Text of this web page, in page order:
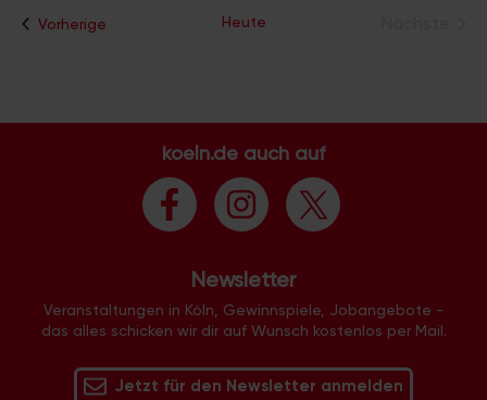
VorherigeVeranstaltungenHeute
koeln.de auch auf
Newsletter
Veranstaltungen in Köln, Gewinnspiele, Jobangebote -
das alles schicken wir dir auf Wunsch kostenlos per Mail.
Jetzt für den Newsletter anmelden